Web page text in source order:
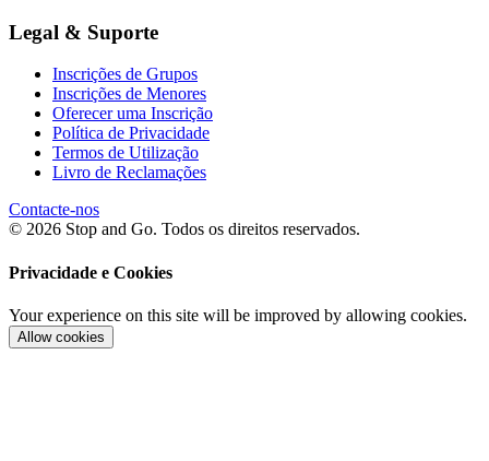
Legal & Suporte
Inscrições de Grupos
Inscrições de Menores
Oferecer uma Inscrição
Política de Privacidade
Termos de Utilização
Livro de Reclamações
Contacte-nos
© 2026 Stop and Go. Todos os direitos reservados.
Privacidade e Cookies
Your experience on this site will be improved by allowing cookies.
Allow cookies